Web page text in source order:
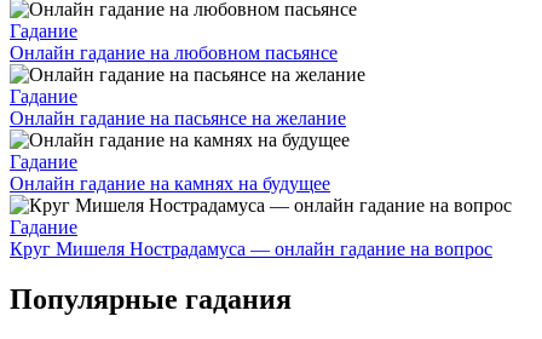
Гадание
Онлайн гадание на любовном пасьянсе
Гадание
Онлайн гадание на пасьянсе на желание
Гадание
Онлайн гадание на камнях на будущее
Гадание
Круг Мишеля Нострадамуса — онлайн гадание на вопрос
Популярные гадания